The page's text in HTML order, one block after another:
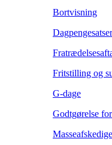
Bortvisning
Dagpengesatser
Fritstilling og
G-dage
Godtgørelse